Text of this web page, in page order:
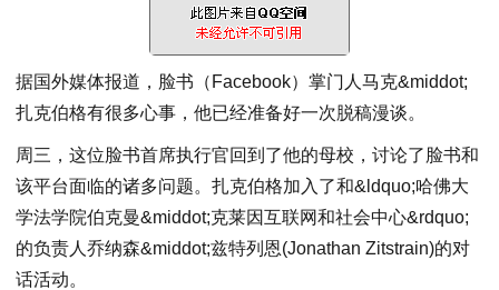
据国外媒体报道，脸书（Facebook）掌门人马克&middot;
扎克伯格有很多心事，他已经准备好一次脱稿漫谈。
周三，这位脸书首席执行官回到了他的母校，讨论了脸书和
该平台面临的诸多问题。扎克伯格加入了和&ldquo;哈佛大
学法学院伯克曼&middot;克莱因互联网和社会中心&rdquo;
的负责人乔纳森&middot;兹特列恩(Jonathan Zitstrain)的对
话活动。